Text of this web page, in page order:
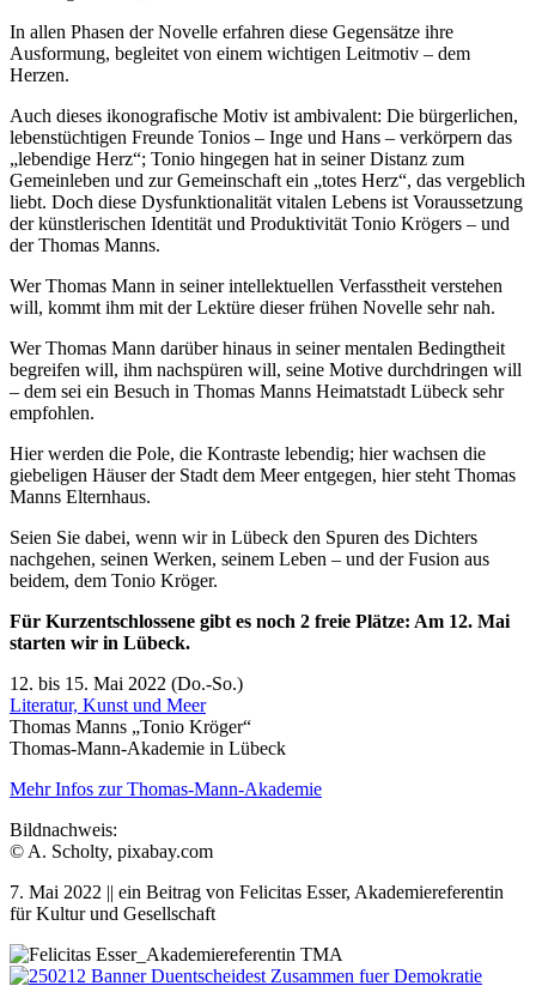
In allen Phasen der Novelle erfahren diese Gegensätze ihre
Ausformung, begleitet von einem wichtigen Leitmotiv – dem
Herzen.
Auch dieses ikonografische Motiv ist ambivalent: Die bürgerlichen,
lebenstüchtigen Freunde Tonios – Inge und Hans – verkörpern das
„lebendige Herz“; Tonio hingegen hat in seiner Distanz zum
Gemeinleben und zur Gemeinschaft ein „totes Herz“, das vergeblich
liebt. Doch diese Dysfunktionalität vitalen Lebens ist Voraussetzung
der künstlerischen Identität und Produktivität Tonio Krögers – und
der Thomas Manns.
Wer Thomas Mann in seiner intellektuellen Verfasstheit verstehen
will, kommt ihm mit der Lektüre dieser frühen Novelle sehr nah.
Wer Thomas Mann darüber hinaus in seiner mentalen Bedingtheit
begreifen will, ihm nachspüren will, seine Motive durchdringen will
– dem sei ein Besuch in Thomas Manns Heimatstadt Lübeck sehr
empfohlen.
Hier werden die Pole, die Kontraste lebendig; hier wachsen die
giebeligen Häuser der Stadt dem Meer entgegen, hier steht Thomas
Manns Elternhaus.
Seien Sie dabei, wenn wir in Lübeck den Spuren des Dichters
nachgehen, seinen Werken, seinem Leben – und der Fusion aus
beidem, dem Tonio Kröger.
Für Kurzentschlossene gibt es noch 2 freie Plätze: Am 12. Mai
starten wir in Lübeck.
12. bis 15. Mai 2022 (Do.-So.)
Literatur, Kunst und Meer
Thomas Manns „Tonio Kröger“
Thomas-Mann-Akademie in Lübeck
Mehr Infos zur Thomas-Mann-Akademie
Bildnachweis:
© A. Scholty, pixabay.com
7. Mai 2022 || ein Beitrag von Felicitas Esser, Akademiereferentin
für Kultur und Gesellschaft